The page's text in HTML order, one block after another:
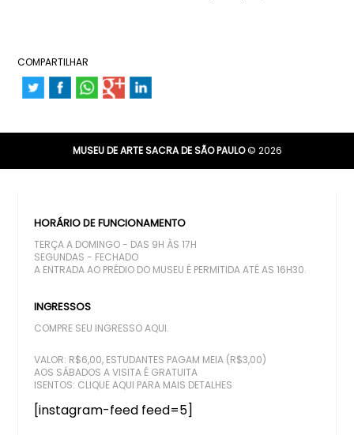
COMPARTILHAR
MUSEU DE ARTE SACRA DE SÃO PAULO© 2026
HORÁRIO DE FUNCIONAMENTO
TERÇA A DOMINGO - DAS 9H ÀS 17H
SEGUNDAS - FECHADO
A ENTRADA AO PRÉDIO DO MUSEU É PERMITIDA ATÉ AS 16H30.
INGRESSOS
COMPRE SEU INGRESSO AQUI.
VALOR: R$6,00, ESTUDANTES PAGAM MEIA (R$3,00)
AOS SÁBADOS A VISITA É GRATUITA
ISENTOS: CLIQUE AQUI PARA MAIS DETALHES
[instagram-feed feed=5]